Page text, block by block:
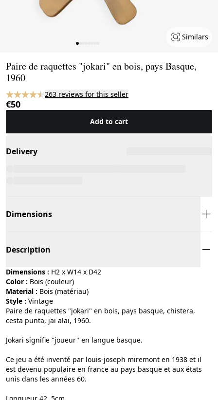
Similars
Paire de raquettes "jokari" en bois, pays Basque,
1960
263 reviews for this seller
€50
Add to cart
Delivery
Dimensions
Description
Dimensions : H2 x W14 x D42
Color :
bois (couleur)
Material :
bois (matériau)
Style :
vintage
Paire de raquettes "jokari" en bois, pays basque, chistera,
cesta punta, jai alai, 1960.
Jokari signifie "joueur" en langue basque.
Ce jeu a été inventé par louis-joseph miremont en 1938 et il
est devenu populaire en france au pays basque et aux états
unis dans les années 60.